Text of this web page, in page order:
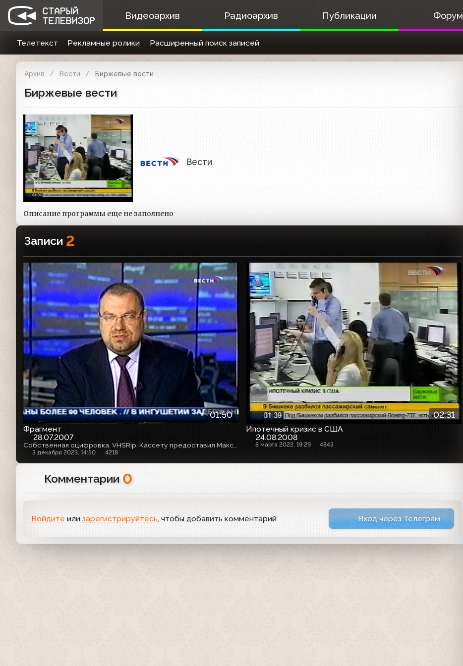
Видеоархив Радиоархив Публикации Форум
Телетекст Рекламные ролики Расширенный поиск записей
Архив Вести Биржевые вести
Биржевые вести
Вести
Описание программы еще не заполнено
Записи 2
01:50
Фрагмент
28.07.2007
3 декабря 2023, 14:50 4218
02:31
Ипотечный кризис в США
24.08.2008
8 марта 2022, 19:29 4843
Комментарии 0
Войдите или зарегистрируйтесь, чтобы добавить комментарий Вход через Телеграм